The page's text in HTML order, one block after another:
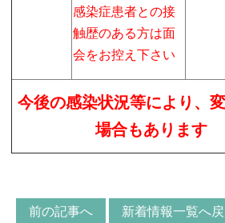
感染症患者との接
触歴のある方は面
会をお控え下さい
今後の感染状況等により、
場合もあります
前の記事へ 新着情報一覧へ